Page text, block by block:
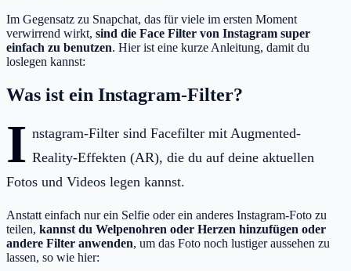
Im Gegensatz zu Snapchat, das für viele im ersten Moment
verwirrend wirkt, sind die Face Filter von Instagram super
einfach zu benutzen. Hier ist eine kurze Anleitung, damit du
loslegen kannst:
Was ist ein Instagram-Filter?
I nstagram-Filter sind Facefilter mit Augmented-
Reality-Effekten (AR), die du auf deine aktuellen
Fotos und Videos legen kannst.
Anstatt einfach nur ein Selfie oder ein anderes Instagram-Foto zu
teilen, kannst du Welpenohren oder Herzen hinzufügen oder
andere Filter anwenden, um das Foto noch lustiger aussehen zu
lassen, so wie hier: